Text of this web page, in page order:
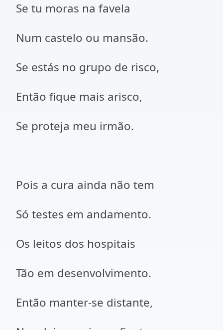
Se tu moras na favela
Num castelo ou mansão.
Se estás no grupo de risco,
Então fique mais arisco,
Se proteja meu irmão.
Pois a cura ainda não tem
Só testes em andamento.
Os leitos dos hospitais
Tão em desenvolvimento.
Então manter-se distante,